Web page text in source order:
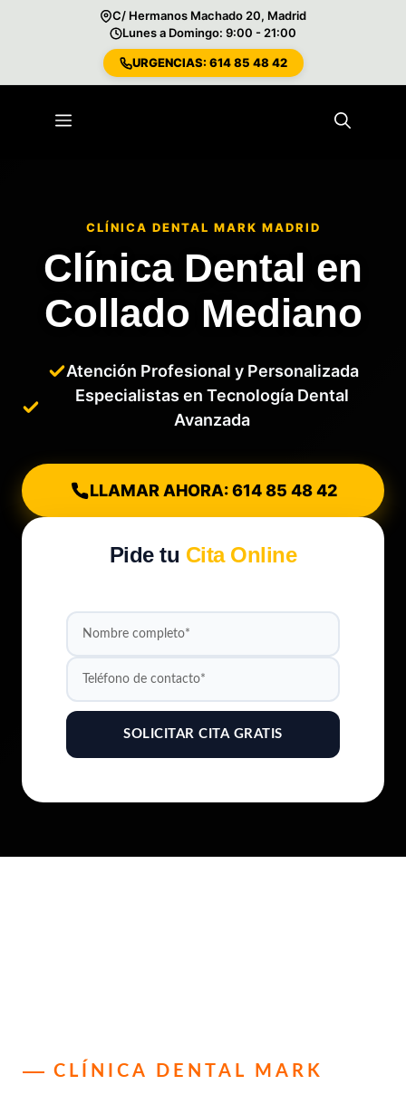
C/ Hermanos Machado 20, Madrid
Lunes a Domingo: 9:00 - 21:00
URGENCIAS: 614 85 48 42
Menú
CLÍNICA DENTAL MARK MADRID
Clínica Dental en
Collado Mediano
Atención Profesional y Personalizada
Especialistas en Tecnología Dental
Avanzada
LLAMAR AHORA: 614 85 48 42
Pide tu Cita Online
CLÍNICA DENTAL MARK